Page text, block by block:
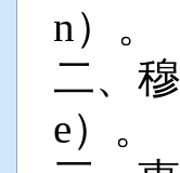
n）。
二、
e）。